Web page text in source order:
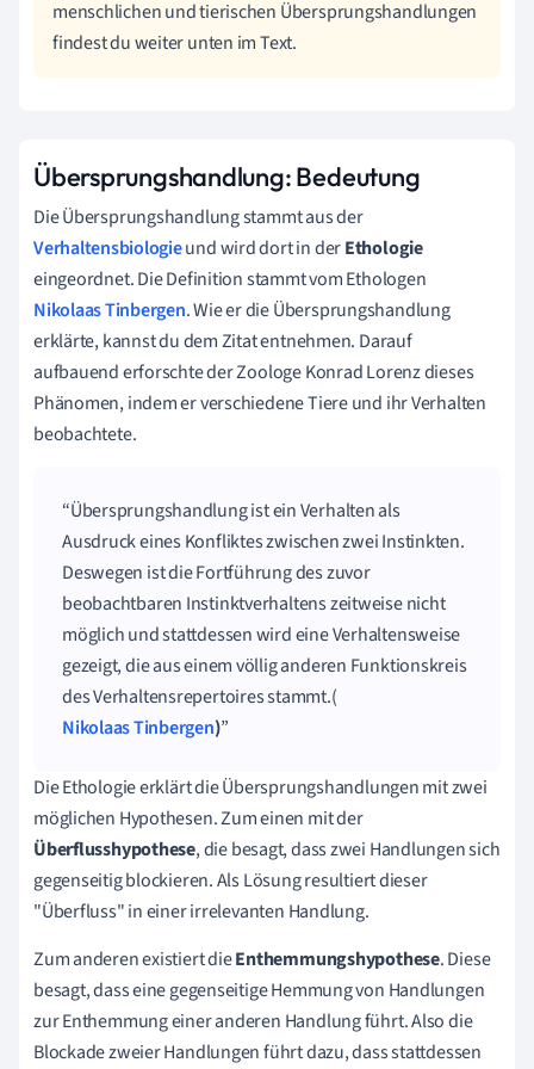
menschlichen und tierischen Übersprungshandlungen
findest du weiter unten im Text.
Übersprungshandlung: Bedeutung
Die Übersprungshandlung stammt aus der
Verhaltensbiologieund wird dort in derEthologie
eingeordnet. Die Definition stammt vom Ethologen
Nikolaas Tinbergen. Wie er die Übersprungshandlung
erklärte, kannst du dem Zitat entnehmen. Darauf
aufbauend erforschte der Zoologe Konrad Lorenz dieses
Phänomen, indem er verschiedene Tiere und ihr Verhalten
beobachtete.
Übersprungshandlung ist ein Verhalten als
Ausdruck eines Konfliktes zwischen zwei Instinkten.
Deswegen ist die Fortführung des zuvor
beobachtbaren Instinktverhaltens zeitweise nicht
möglich und stattdessen wird eine Verhaltensweise
gezeigt, die aus einem völlig anderen Funktionskreis
des Verhaltensrepertoires stammt.(
Nikolaas Tinbergen)
Die Ethologie erklärt die Übersprungshandlungen mit zwei
möglichen Hypothesen. Zum einen mit der
Überflusshypothese, die besagt, dass zwei Handlungen sich
gegenseitig blockieren. Als Lösung resultiert dieser
"Überfluss" in einer irrelevanten Handlung.
Zum anderen existiert dieEnthemmungshypothese. Diese
besagt, dass eine gegenseitige Hemmung von Handlungen
zur Enthemmung einer anderen Handlung führt. Also die
Blockade zweier Handlungen führt dazu, dass stattdessen